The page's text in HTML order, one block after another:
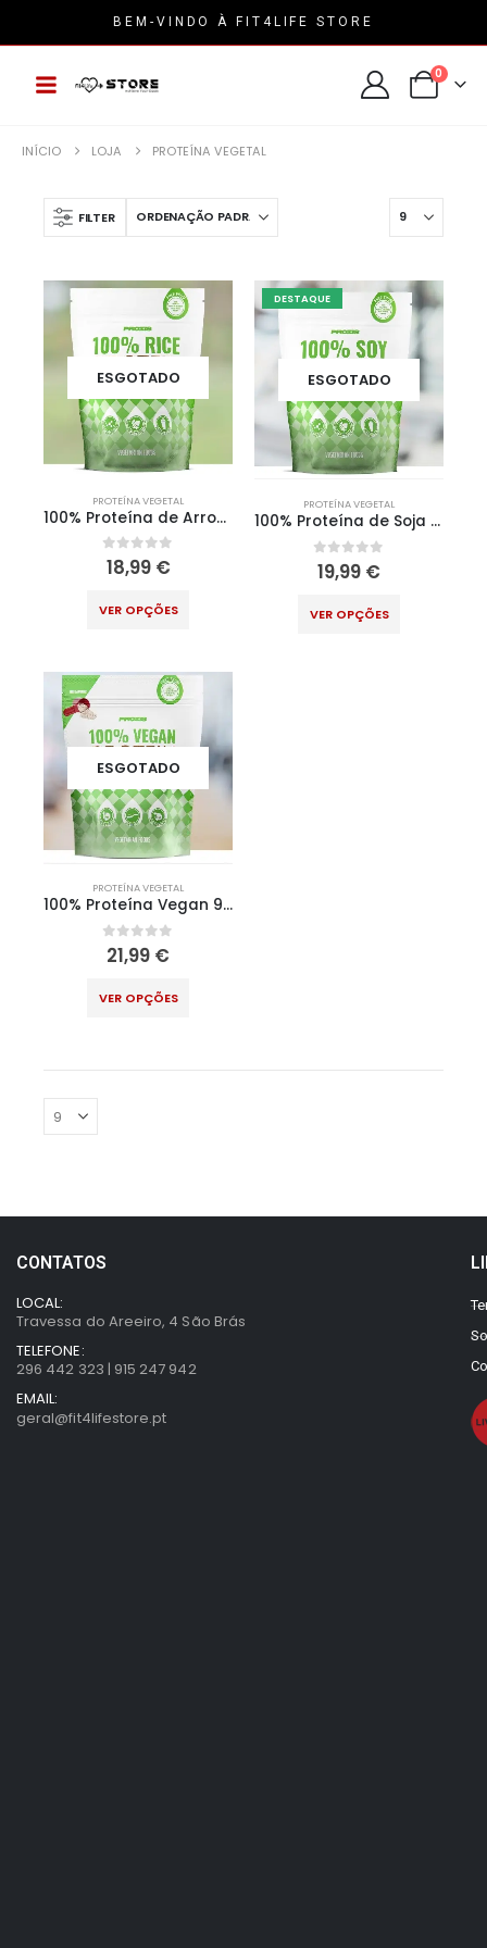
BEM-VINDO À FIT4LIFE STORE
0
INÍCIO LOJA PROTEÍNA VEGETAL
FILTER
ESGOTADO
PROTEÍNA VEGETAL
100% Proteína de Arroz 900g
0out of 5
18,99 €
VER OPÇÕES
DESTAQUE
ESGOTADO
PROTEÍNA VEGETAL
100% Proteína de Soja 900g
0out of 5
19,99 €
VER OPÇÕES
ESGOTADO
PROTEÍNA VEGETAL
100% Proteína Vegan 900g
0out of 5
21,99 €
VER OPÇÕES
CONTATOS
LOCAL:
Travessa do Areeiro, 4 São Brás
TELEFONE:
296 442 323 | 915 247 942
EMAIL:
geral@fit4lifestore.pt